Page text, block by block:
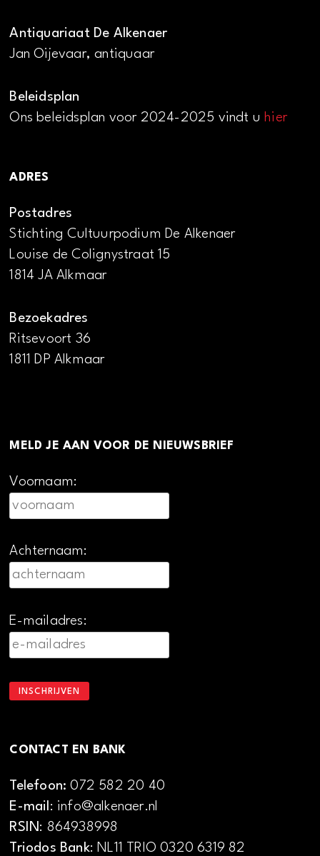
Antiquariaat De Alkenaer
Jan Oijevaar, antiquaar
Beleidsplan
Ons beleidsplan voor 2024-2025 vindt uhier
ADRES
Postadres
Stichting Cultuurpodium De Alkenaer
Louise de Colignystraat 15
1814 JA Alkmaar
Bezoekadres
Ritsevoort 36
1811 DP Alkmaar
MELD JE AAN VOOR DE NIEUWSBRIEF
Voornaam:
Achternaam:
E-mailadres:
CONTACT EN BANK
Telefoon:072 582 20 40
E-mail : info@alkenaer.nl
RSIN : 864938998
Triodos Bank: NL11 TRIO 0320 6319 82